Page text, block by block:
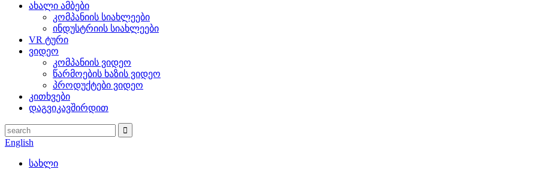
ახალი ამბები
კომპანიის სიახლეები
ინდუსტრიის სიახლეები
VR ტური
ვიდეო
კომპანიის ვიდეო
წარმოების ხაზის ვიდეო
პროდუქტები ვიდეო
კითხვები
დაგვიკავშირდით
English
სახლი